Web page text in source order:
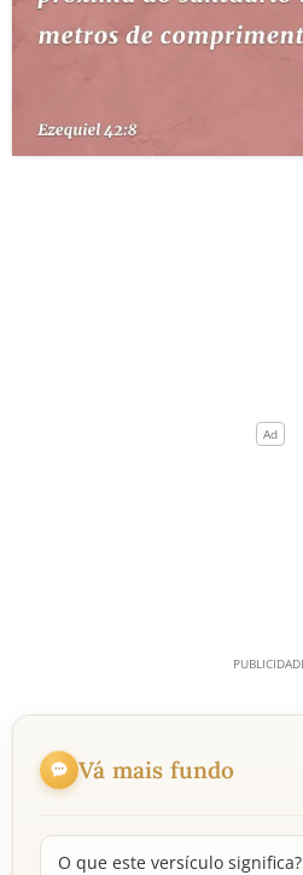
PERGUNTE À BÍBLIA IA
QUEM SOMOS
Vá mais fundo
O que este versículo significa?